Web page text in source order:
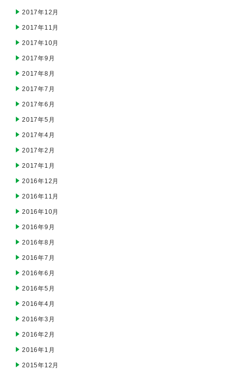
2017年12月
2017年11月
2017年10月
2017年9月
2017年8月
2017年7月
2017年6月
2017年5月
2017年4月
2017年2月
2017年1月
2016年12月
2016年11月
2016年10月
2016年9月
2016年8月
2016年7月
2016年6月
2016年5月
2016年4月
2016年3月
2016年2月
2016年1月
2015年12月